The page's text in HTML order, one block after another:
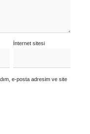
İnternet sitesi
e-posta adresim ve site